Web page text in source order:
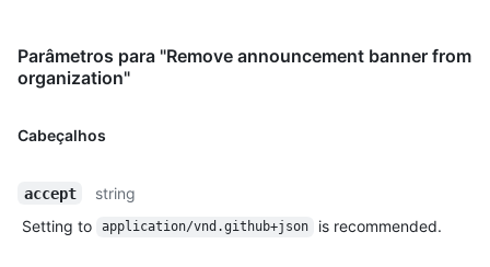
Parâmetros para "Remove announcement banner from
organization"
Cabeçalhos
accept
string
Setting to
application/vnd.github+json is recommended.